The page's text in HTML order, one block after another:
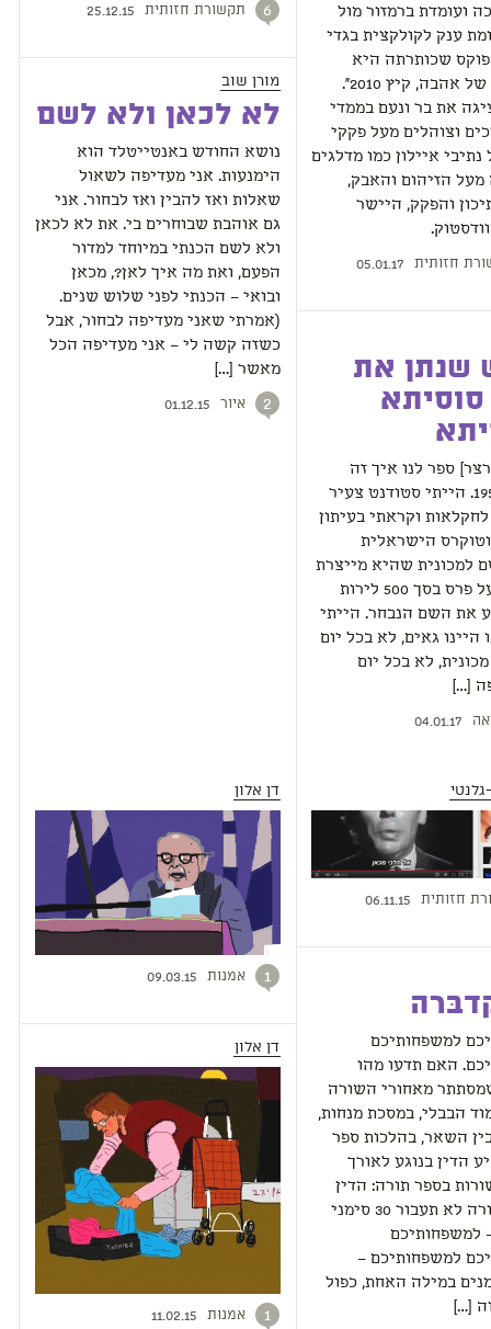
ועומדת ברמזור מול
ענק לקולקצית בגדי
שכותרתה היא
"קולקציה של אהבה, קיץ 2010".
את בר ונעם בממדי
וצוהלים מעל פקקי
איילון כמו מדלגים
מעל הזיהום והאבק,
והפקק, היישר
חזותית 05.01.17
שנתן את
ספר לנו איך זה
התחיל: 1959. הייתי סטודנט צעיר
וקראתי בעיתון
הישראלית
למכונית שהיא מייצרת
ומכריזה על פרס בסך 500 לירות
את השם הנבחר. הייתי
היינו גאים, לא בכל יום
לא בכל יום
[…]
04.01.17
6 תקשורת חזותית 25.12.15
מורן שוב
לא לכאן ולא לשם
נושא החודש באנטייטלד הוא
הימנעות. אני מעדיפה לשאול
שאלות ואז להבין ואז לבחור. אני
גם אוהבת שבוחרים בי. את לא לכאן
ולא לשם הכנתי במיוחד למדור
הפעם, ואת מה איך לאן?, מכאן
ובואי – הכנתי לפני שלוש שנים.
(אמרתי שאני מעדיפה לבחור, אבל
כשזה קשה לי – אני מעדיפה הכל
מאשר […]
2 איור 01.12.15
חזותית 06.11.15
למשפחותיכם
האם תדעו מהו
מאחורי השורה
הבבלי, במסכת מנחות,
השאר, בהלכות ספר
הדין בנוגע לאורך
בספר תורה: הדין
קובע ששורה לא תעבור 30 סימני
למשפחותיכם
למשפחותיכם –
במילה האחת, כפול
[…]
דן אלון
1 אמנות 09.03.15
דן אלון
1 אמנות 11.02.15